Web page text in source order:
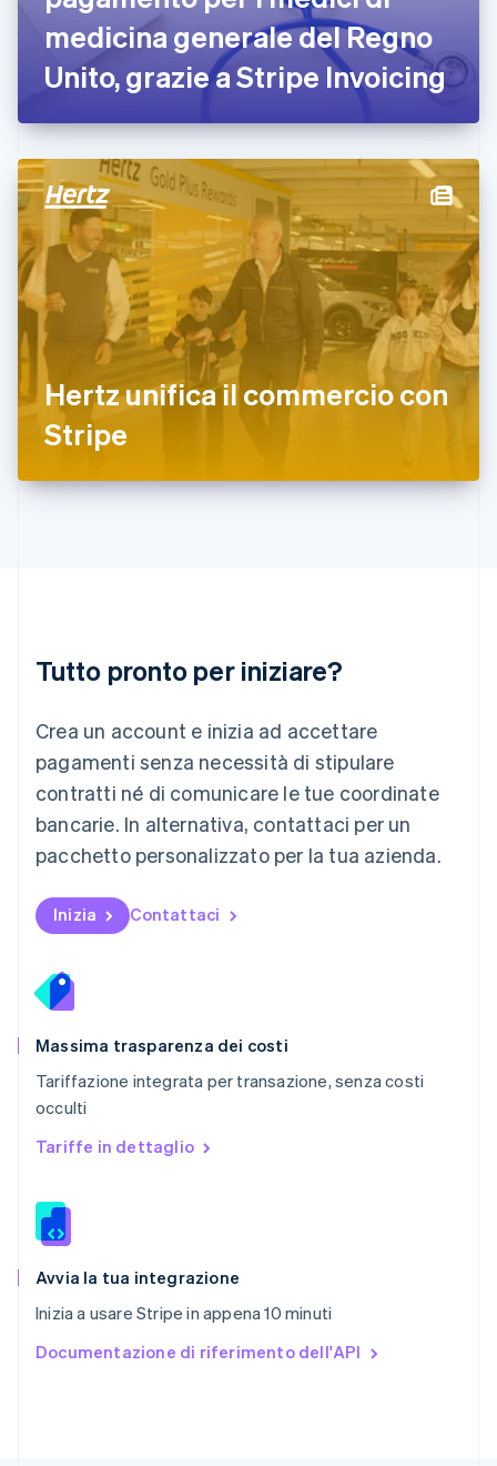
medicina generale del Regno
Unito, grazie a Stripe Invoicing
Hertz unifica il commercio con
Stripe
Tutto pronto per iniziare?
Crea un account e inizia ad accettare
pagamenti senza necessità di stipulare
contratti né di comunicare le tue coordinate
bancarie. In alternativa, contattaci per un
pacchetto personalizzato per la tua azienda.
Inizia Contattaci
Massima trasparenza dei costi
Tariffazione integrata per transazione, senza costi
occulti
Tariffe in dettaglio
Avvia la tua integrazione
Inizia a usare Stripe in appena 10 minuti
Documentazione di riferimento dell'API
Finlandia
English
Francia
Germania
Giappone
日本語English
Gibilterra
English
Grecia
English
English
Irlanda
English
Italia
ItalianoEnglish
Lettonia
English
Liechtenstein
Malta
English
EspañolEnglish
Norvegia
English
Nuova Zelanda
English
NederlandsEnglish
English
Portogallo
RAS di Hong Kong, Cina
English
English
English
Romania
English
Slovacchia
Slovenia
English Italiano
EspañolEnglish
English Español 简体中文